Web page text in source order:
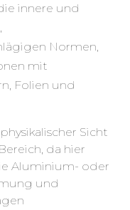
innere und
Normen,
mit
Folien und
Sicht
da hier
Aluminium- oder
und